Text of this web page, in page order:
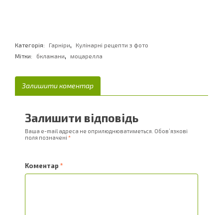
Категорія: Гарніри,
Кулінарні рецепти з фото
Мітки:
бклажани, моцарелла
Залишити коментар
Залишити відповідь
Ваша e-mail адреса не оприлюднюватиметься. Обов’язкові
поля позначені *
Коментар *